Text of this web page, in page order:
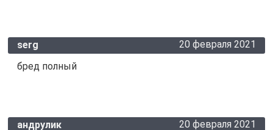
serg
20 февраля 2021
бред полный
андрулик
20 февраля 2021